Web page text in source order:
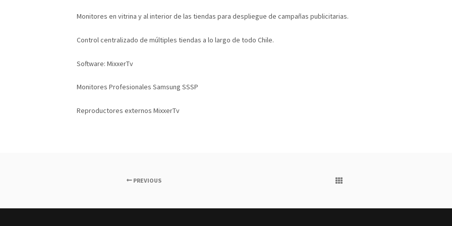
Monitores en vitrina y al interior de las tiendas para despliegue de campañas publicitarias.
Control centralizado de múltiples tiendas a lo largo de todo Chile.
Software: MixxerTv
Monitores Profesionales Samsung SSSP
Reproductores externos MixxerTv
PREVIOUS